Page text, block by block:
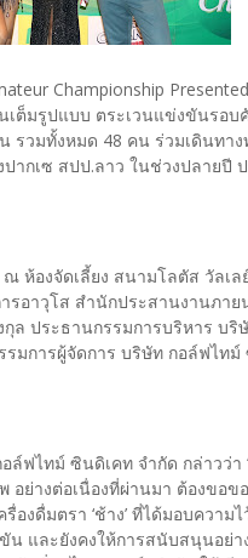
Championship
ต็มรูปแบบ ตระเวนแข่งขันรอบ
วมทั้งหมด 48 คน ร่วมเดินทาง
ากเซ สปป.ลาว ในช่วงปลายปี
ห้องจัดเลี้ยง สนามโลตัส วัลเ
รอาวุโส สำนักประสานงานภา
ล ประธานกรรมการบริหาร บริ
การผู้จัดการ บริษัท กอล์ฟไทม์
ฟไทม์ ซินดิเคท จำกัด กล่าวว่า
อย่างต่อเนื่องที่ผ่านมา ต้องขอ
งดื่มตรา ‘ช้าง’ ที่ได้มอบความ
และยังคงให้การสนับสนุนอย่า